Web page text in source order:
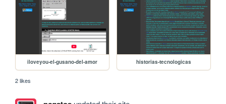
iloveyou-el-gusano-del-amor historias-tecnologicas
2 likes